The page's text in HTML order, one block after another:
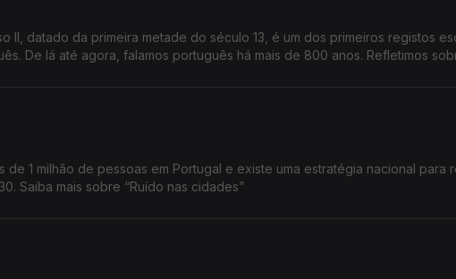
II, datado da primeira metade do século 13, é um dos primeiros registos
De lá até agora, falamos português há mais de 800 anos. Refletimos
de 1 milhão de pessoas em Portugal e existe uma estratégia nacional para
Saiba mais sobre “Ruído nas cidades”